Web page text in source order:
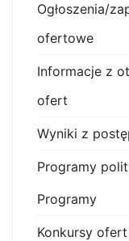
Ogłoszenia/
ofertowe
Informacje z
ofert
Wyniki z
Programy
Programy
Konkursy ofert